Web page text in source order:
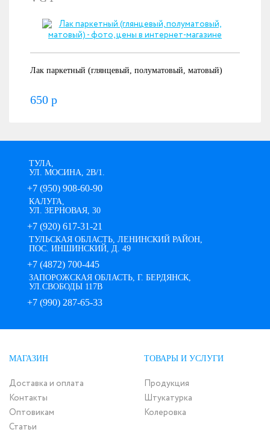
Лак паркетный (глянцевый, полуматовый, матовый)
650 р
ТУЛА,
УЛ. МОСИНА, 2В/1.
+7 (950) 908-60-90
КАЛУГА,
УЛ. ЗЕРНОВАЯ, 30
+7 (920) 617-31-21
ТУЛЬСКАЯ ОБЛАСТЬ, ЛЕНИНСКИЙ РАЙОН,
ПОС. ИНШИНСКИЙ, Д. 49
+7 (4872) 700-445
ЗАПОРОЖСКАЯ ОБЛАСТЬ, Г. БЕРДЯНСК,
УЛ.СВОБОДЫ 117В
+7 (990) 287-65-33
МАГАЗИН
Доставка и оплата
Контакты
Оптовикам
Статьи
ТОВАРЫ И УСЛУГИ
Продукция
Штукатурка
Колеровка